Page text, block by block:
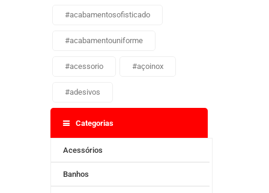
#acabamentosofisticado
#acabamentouniforme
#acessorio #açoinox
#adesivos
Categorias
Acessórios
Banhos